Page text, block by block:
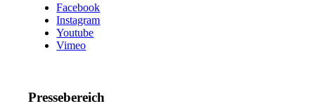
Facebook
Instagram
Youtube
Vimeo
Pressebereich